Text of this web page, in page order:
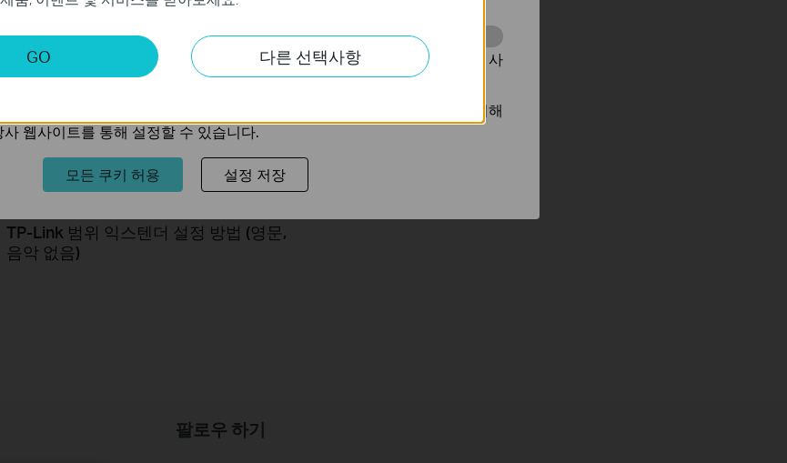
TP-Link 범위 익스텐더 설정 방법 (영문,
음악 없음)
팔로우 하기
GO 다른 선택사항
능을 개선하고 조정하기 위해 웹사이트에서의 사용자 활동을 분석하는 데 사
사에 대한 프로필을 생성하고 다른 웹사이트에서 관련 광고를 표시하기 위해
웹사이트를 통해 설정할 수 있습니다.
모든 쿠키 허용 설정 저장